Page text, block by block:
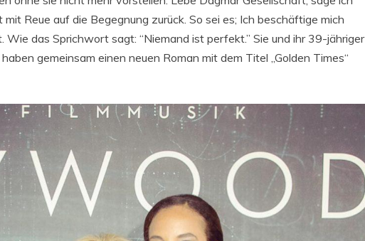
mit Reue auf die Begegnung zurück. So sei es; Ich beschäftige mich
Wie das Sprichwort sagt: “Niemand ist perfekt.” Sie und ihr 39-jähriger
gemeinsam einen neuen Roman mit dem Titel „Golden Times“